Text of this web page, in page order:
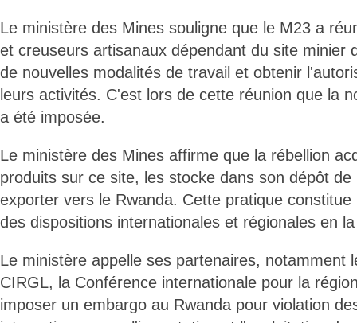
Le ministère des Mines souligne que le M23 a
et creuseurs artisanaux dépendant du site minier
de nouvelles modalités de travail et obtenir
leurs activités. C'est lors de cette réunion que la
a été imposée.
Le ministère des Mines affirme que la rébellion
produits sur ce site, les stocke dans son dépôt
exporter vers le Rwanda. Cette pratique
des dispositions internationales et régionales en
Le ministère appelle ses partenaires, notamment
CIRGL, la Conférence internationale pour la
imposer un embargo au Rwanda pour violation